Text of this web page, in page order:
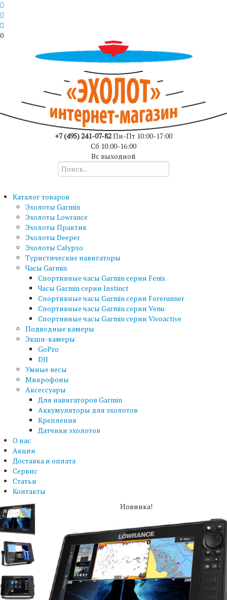
0
+7 (495) 241-07-82Пн-Пт 10:00-17:00
Сб 10:00-16:00
Вс выходной
Каталог товаров
Эхолоты Garmin
Эхолоты Lowrance
Эхолоты Практик
Эхолоты Deeper
Эхолоты Calypso
Туристические навигаторы
Часы Garmin
Спортивные часы Garmin серии Fenix
Часы Garmin серии Instinct
Спортивные часы Garmin серии Forerunner
Спортивные часы Garmin серии Venu
Спортивные часы Garmin серии Vivoactive
Подводные камеры
Экшн-камеры
GoPro
DJI
Умные весы
Микрофоны
Аксессуары
Для навигаторов Garmin
Аккумуляторы для эхолотов
Крепления
Датчики эхолотов
О нас
Акции
Доставка и оплата
Сервис
Статьи
Контакты
Новинка!